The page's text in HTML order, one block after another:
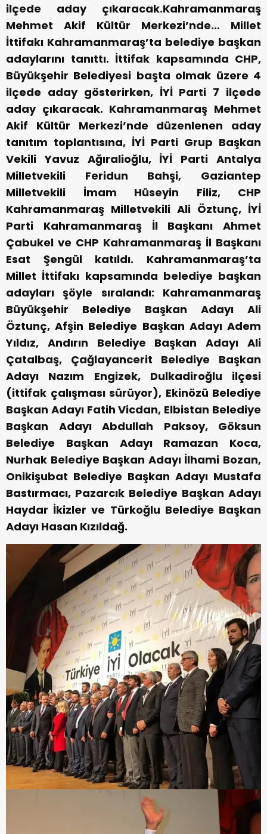
ilçede aday çıkaracak.Kahramanmaraş
Mehmet Akif Kültür Merkezi’nde… Millet
İttifakı Kahramanmaraş’ta belediye başkan
adaylarını tanıttı. İttifak kapsamında CHP,
Büyükşehir Belediyesi başta olmak üzere 4
ilçede aday gösterirken, İYİ Parti 7 ilçede
aday çıkaracak. Kahramanmaraş Mehmet
Akif Kültür Merkezi’nde düzenlenen aday
tanıtım toplantısına, İYİ Parti Grup Başkan
Vekili Yavuz Ağıralioğlu, İYİ Parti Antalya
Milletvekili Feridun Bahşi, Gaziantep
Milletvekili İmam Hüseyin Filiz, CHP
Kahramanmaraş Milletvekili Ali Öztunç, İYİ
Parti Kahramanmaraş İl Başkanı Ahmet
Çabukel ve CHP Kahramanmaraş İl Başkanı
Esat Şengül katıldı. Kahramanmaraş’ta
Millet İttifakı kapsamında belediye başkan
adayları şöyle sıralandı: Kahramanmaraş
Büyükşehir Belediye Başkan Adayı Ali
Öztunç, Afşin Belediye Başkan Adayı Adem
Yıldız, Andırın Belediye Başkan Adayı Ali
Çatalbaş, Çağlayancerit Belediye Başkan
Adayı Nazım Engizek, Dulkadiroğlu ilçesi
(ittifak çalışması sürüyor), Ekinözü Belediye
Başkan Adayı Fatih Vicdan, Elbistan Belediye
Başkan Adayı Abdullah Paksoy, Göksun
Belediye Başkan Adayı Ramazan Koca,
Nurhak Belediye Başkan Adayı İlhami Bozan,
Onikişubat Belediye Başkan Adayı Mustafa
Bastırmacı, Pazarcık Belediye Başkan Adayı
Haydar İkizler ve Türkoğlu Belediye Başkan
Adayı Hasan Kızıldağ.